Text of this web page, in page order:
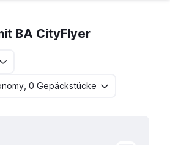
BA CityFlyer
0 Gepäckstücke